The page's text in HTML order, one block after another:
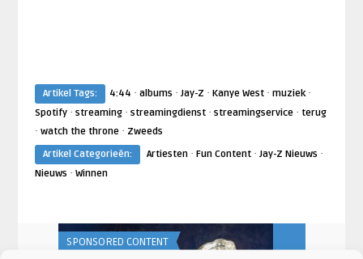
Artikel Tags: 4:44 · albums · Jay-Z · Kanye West· muziek·
Spotify· streaming· streamingdienst· streamingservice· terug
· watch the throne· Zweeds
Artikel Categorieën:
Artiesten· Fun Content· Jay-Z Nieuws ·
Nieuws · Winnen
SPONSORED CONTENT